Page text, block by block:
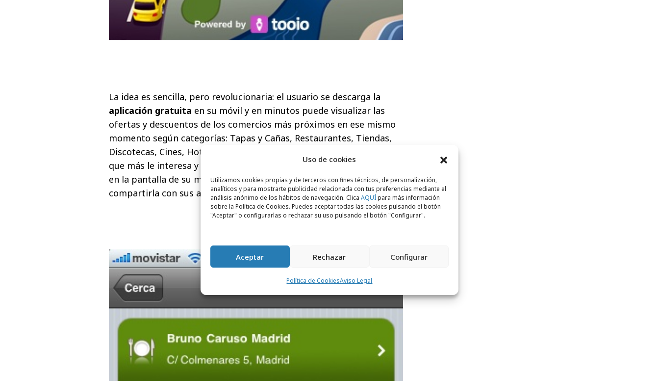
Uso de cookies
Utilizamos cookies propias y de terceros con fines técnicos, de personalización,
analíticos y para mostrarte publicidad relacionada con tus preferencias mediante el
análisis anónimo de los hábitos de navegación. Clica AQUÍpara más información
sobre la Política de Cookies. Puedes aceptar todas las cookies pulsando el botón
"Aceptar" o configurarlas o rechazar su uso pulsando el botón "Configurar".
Aceptar Rechazar Configurar
Política de CookiesAviso Legal
La idea es sencilla, pero revolucionaria: el usuario se descarga la
aplicación gratuita en su móvil y en minutos puede visualizar las
ofertas y descuentos de los comercios más próximos en ese mismo
momento según categorías: Tapas y Cañas, Restaurantes, Tiendas,
Discotecas, Cines, Hoteles… El usuario sólo tiene que elegir la oferta
que más le interesa y mostrar el
cupón electrónico que le aparece
en la pantalla de su móvil al vendedor. Luego puede recomendarla o
compartirla con sus amigos. Así de simple, rápido y eficaz.